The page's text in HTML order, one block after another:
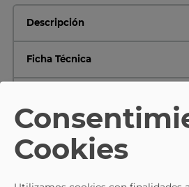
Descripción
Ficha Técnica
TE PUEDE INTERESAR
Cookies